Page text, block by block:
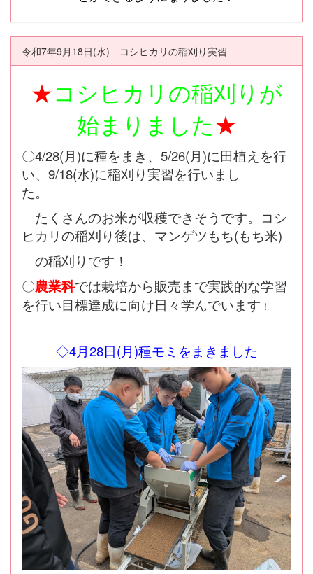
令和7年9月18日(水) コシヒカリの稲刈り実習
★コシヒカリの稲刈りが
始まりました★
〇4/28(月)に種をまき、5/26(月)に田植えを行
い、9/18(水)に稲刈り実習を行いまし
た。
たくさんのお米が収穫できそうです。コシ
ヒカリの稲刈り後は、マンゲツもち(もち米)
の稲刈りです ！
〇農業科では栽培から販売まで実践的な学習
を行い目標達成に向け日々学んでいます ！
◇4月28日(月)種モミをまきました